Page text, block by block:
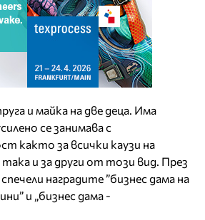
и майка на две деца. Има
се занимава с
както за всички каузи на
така и за други от този вид. През
наградите ”бизнес дама на
и „бизнес дама -